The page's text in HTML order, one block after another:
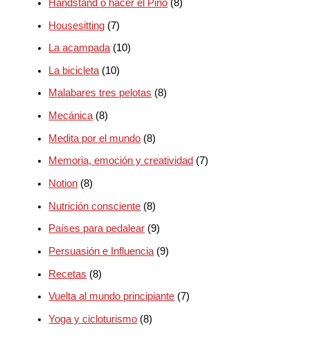
Handstand o hacer el Pino (8)
Housesitting (7)
La acampada (10)
La bicicleta (10)
Malabares tres pelotas (8)
Mecánica (8)
Medita por el mundo (8)
Memoria, emoción y creatividad (7)
Notion (8)
Nutrición consciente (8)
Países para pedalear (9)
Persuasión e Influencia (9)
Recetas (8)
Vuelta al mundo principiante (7)
Yoga y cicloturismo (8)